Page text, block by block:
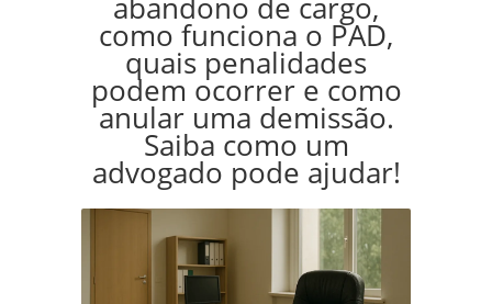
abandono de cargo,
como funciona o PAD,
quais penalidades
podem ocorrer e como
anular uma demissão.
Saiba como um
advogado pode ajudar!